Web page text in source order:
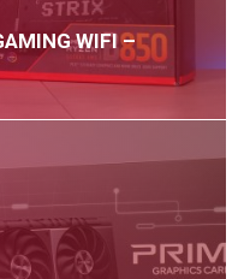
WIFI –